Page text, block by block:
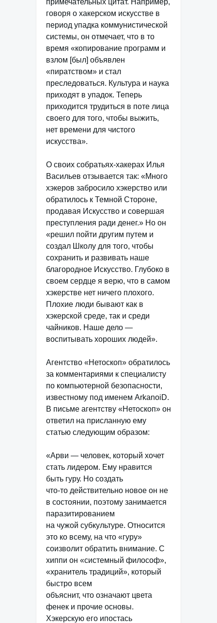
примечательных цитат. Например,
говоря о хакерском искусстве в
период упадка коммунистической
системы, он отмечает, что в то
время «копирование программ и
взлом [был] объявлен
«пиратством» и стал
преследоваться. Культура и наука
приходят в упадок. Теперь
приходится трудиться в поте лица
своего для того, чтобы выжить,
нет времени для чистого
искусства».
О своих собратьях-хакерах Илья
Васильев отзывается так: «Много
хэкеров забросило хэкерство или
обратилось к Темной Стороне,
продавая Искусство и совершая
преступления ради денег.» Но он
«решил пойти другим путем и
создал Школу для того, чтобы
сохранить и развивать наше
благородное Искусство. Глубоко в
своем сердце я верю, что в самом
хэкерстве нет ничего плохого.
Плохие люди бывают как в
хэкерской среде, так и среди
чайников. Наше дело —
воспитывать хороших людей».
Агентство «Нетоскоп» обратилось
за комментариями к специалисту
по компьютерной безопасности,
известному под именем ArkanoiD.
В письме агентству «Нетоскоп» он
ответил на присланную ему
статью следующим образом:
«Арви — человек, который хочет
стать лидером. Ему нравится
быть гуру. Но создать
что-то действительно новое он не
в состоянии, поэтому занимается
паразитированием
на чужой субкультуре. Относится
это ко всему, на что «гуру»
соизволит обратить внимание. С
хиппи он «системный философ»,
«хранитель традиций», который
быстро всем
объяснит, что означают цвета
фенек и прочие основы.
Хэкерскую его ипостась